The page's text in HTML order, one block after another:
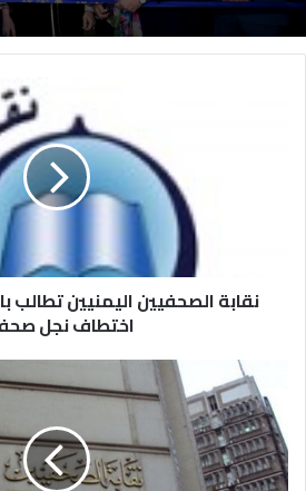
نقابة الصحفيين اليمنيين
اختطاف نجل